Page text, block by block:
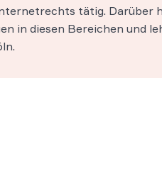
tätig.
in diesen Bereichen und